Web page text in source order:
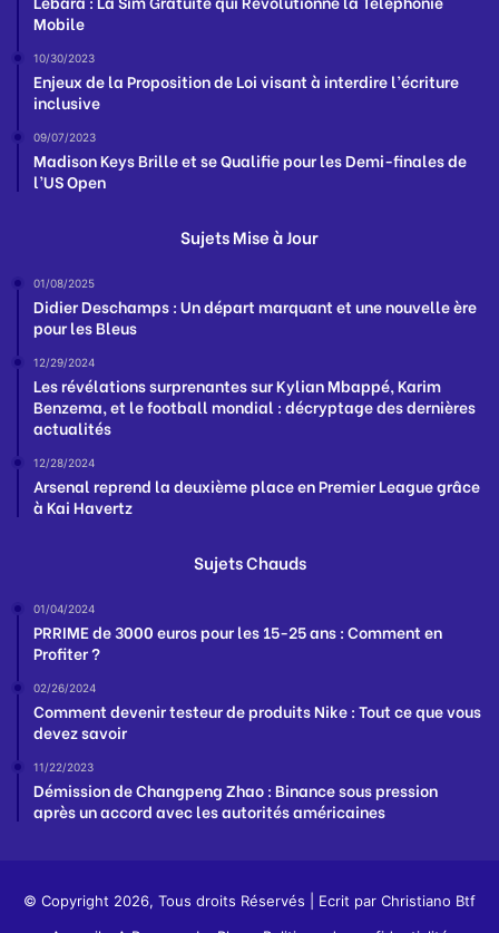
Mobile
10/30/2023
Enjeux de la Proposition de Loi visant à interdire l’écriture
inclusive
09/07/2023
Madison Keys Brille et se Qualifie pour les Demi-finales de
l’US Open
Sujets Mise à Jour
01/08/2025
Didier Deschamps : Un départ marquant et une nouvelle ère
pour les Bleus
12/29/2024
Les révélations surprenantes sur Kylian Mbappé, Karim
Benzema, et le football mondial : décryptage des dernières
actualités
12/28/2024
Arsenal reprend la deuxième place en Premier League grâce
à Kai Havertz
Sujets Chauds
01/04/2024
PRRIME de 3000 euros pour les 15-25 ans : Comment en
Profiter ?
02/26/2024
Comment devenir testeur de produits Nike : Tout ce que vous
devez savoir
11/22/2023
Démission de Changpeng Zhao : Binance sous pression
après un accord avec les autorités américaines
© Copyright 2026, Tous droits Réservés | Ecrit par Christiano Btf